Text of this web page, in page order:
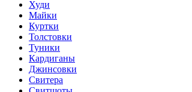
Худи
Майки
Куртки
Толстовки
Туники
Кардиганы
Джинсовки
Свитера